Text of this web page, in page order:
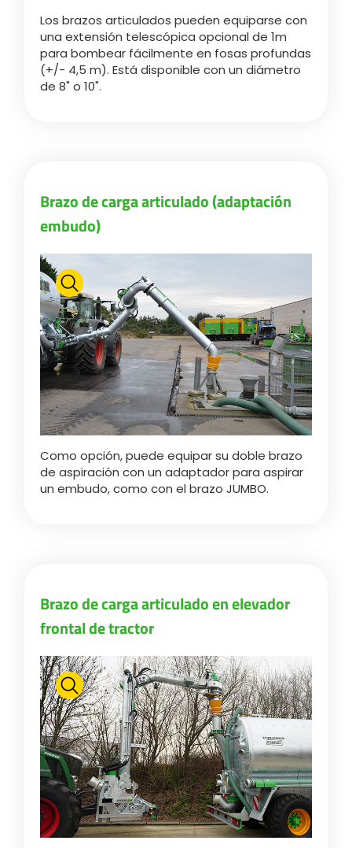
Los brazos articulados pueden equiparse con
una extensión telescópica opcional de 1m
para bombear fácilmente en fosas profundas
(+/- 4,5 m). Está disponible con un diámetro
de 8" o 10".
Brazo de carga articulado (adaptación
embudo)
Como opción, puede equipar su doble brazo
de aspiración con un adaptador para aspirar
un embudo, como con el brazo JUMBO.
Brazo de carga articulado en elevador
frontal de tractor